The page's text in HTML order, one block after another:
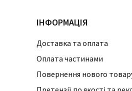
ІНФОРМАЦІЯ
Доставка та оплата
Оплата частинами
Повернення нового